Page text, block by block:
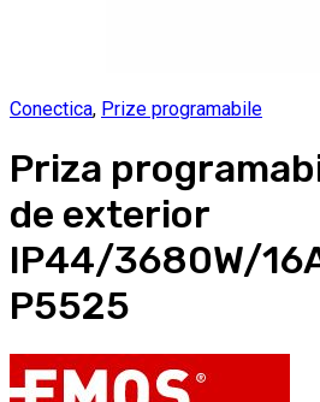
Conectica, Prize programabile
Priza
de exterior
IP44/3680W/
P5525